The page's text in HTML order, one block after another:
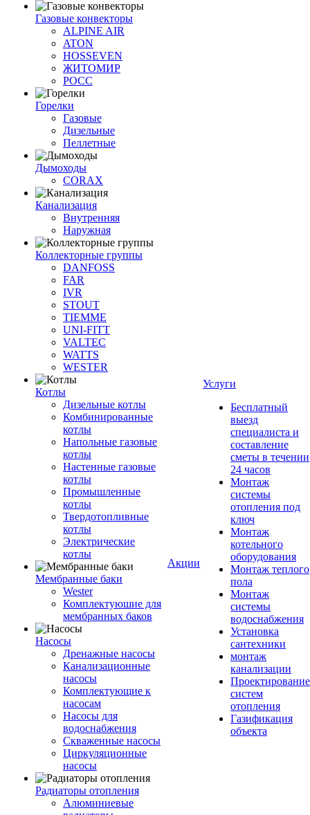
Газовые конвекторы
ALPINE AIR
ATON
HOSSEVEN
ЖИТОМИР
РОСС
Горелки
Газовые
Дизельные
Пеллетные
Дымоходы
CORAX
Канализация
Внутренняя
Наружная
Коллекторные группы
DANFOSS
FAR
IVR
STOUT
TIEMME
UNI-FITT
VALTEC
WATTS
WESTER
Котлы
Дизельные котлы
Комбинированные
котлы
Напольные газовые
котлы
Настенные газовые
котлы
Промышленные
котлы
Твердотопливные
котлы
Электрические
котлы
Мембранные баки
Wester
Комплектуюшие для
мембранных баков
Насосы
Дренажные насосы
Канализационные
насосы
Комплектующие к
насосам
Насосы для
водоснабжения
Скваженные насосы
Циркуляционные
насосы
Радиаторы отопления
Алюминиевые
Акции
Услуги
Бесплатный
выезд
специалиста и
составление
сметы в течении
24 часов
Монтаж
системы
отопления под
ключ
Монтаж
котельного
оборудования
Монтаж теплого
пола
Монтаж
системы
водоснабжения
Установка
сантехники
монтаж
канализации
Проектирование
систем
отопления
Газификация
объекта